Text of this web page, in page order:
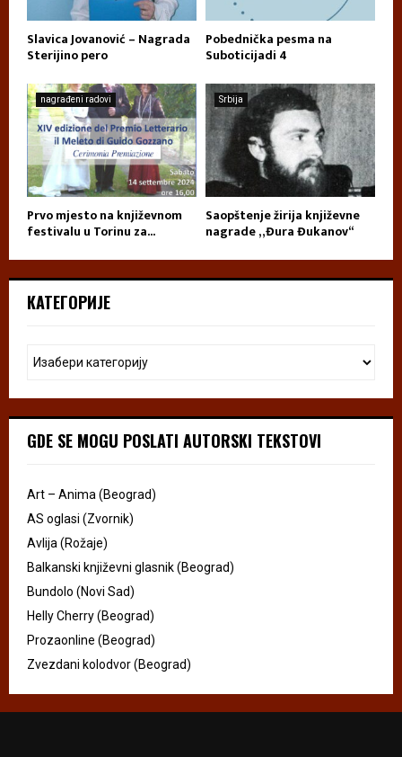
Slavica Jovanović – Nagrada
Sterijino pero
Pobednička pesma na
Suboticijadi 4
nagrađeni radovi
Prvo mjesto na književnom
festivalu u Torinu za...
Srbija
Saopštenje žirija književne
nagrade „Đura Đukanov“
КАТЕГОРИЈЕ
GDE SE MOGU POSLATI AUTORSKI TEKSTOVI
Art – Anima (Beograd)
AS oglasi (Zvornik)
Avlija (Rožaje)
Balkanski književni glasnik (Beograd)
Bundolo (Novi Sad)
Helly Cherry (Beograd)
Prozaonline (Beograd)
Zvezdani kolodvor (Beograd)